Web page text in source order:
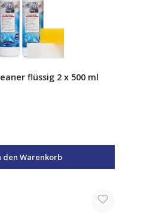
flüssig 2 x 500 ml
den Warenkorb